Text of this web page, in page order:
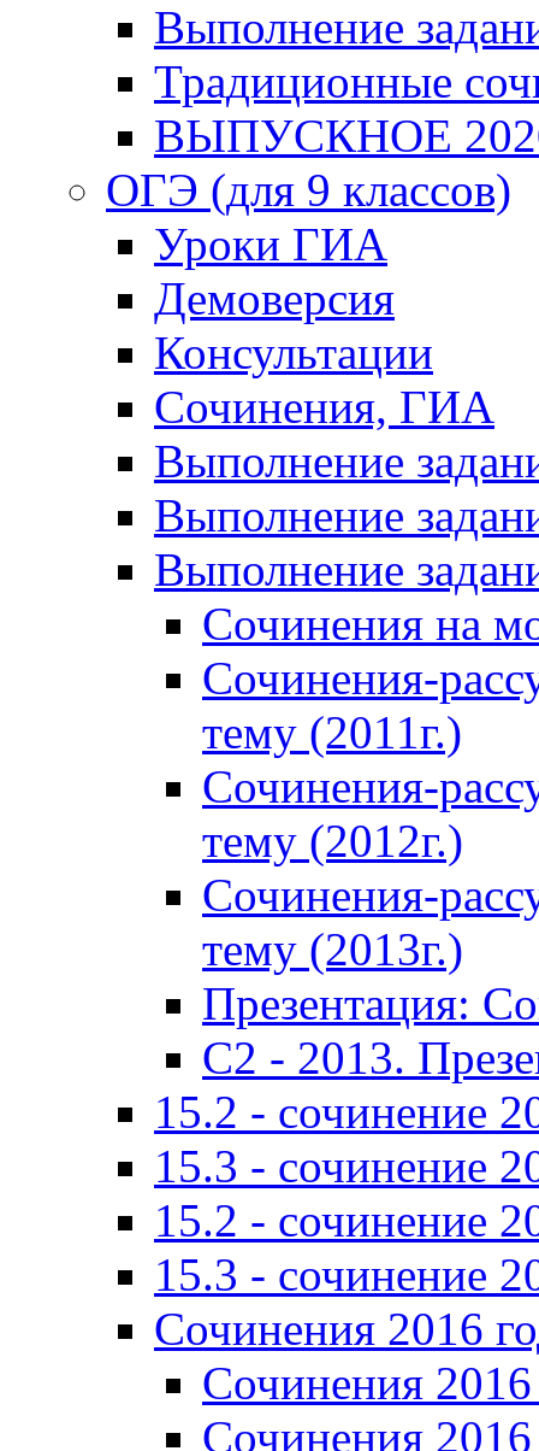
Выполнение
Традиционные
ВЫПУСКНОЕ
ОГЭ (для 9 классов)
Уроки ГИА
Демоверсия
Консультации
Сочинения, ГИА
Выполнение
Выполнение
Выполнение
Сочинения на
Сочинения-
тему (2011г.)
Сочинения-
тему (2012г.)
Сочинения-
тему (2013г.)
Презентация:
C2 - 2013.
15.2 - сочинение
15.3 - сочинение
15.2 - сочинение
15.3 - сочинение
Сочинения 2016
Сочинения
Сочинения